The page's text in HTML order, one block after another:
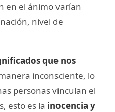
en el ánimo varían
nivel de
que nos
inconsciente, lo
personas vinculan el
esto es la inocencia y